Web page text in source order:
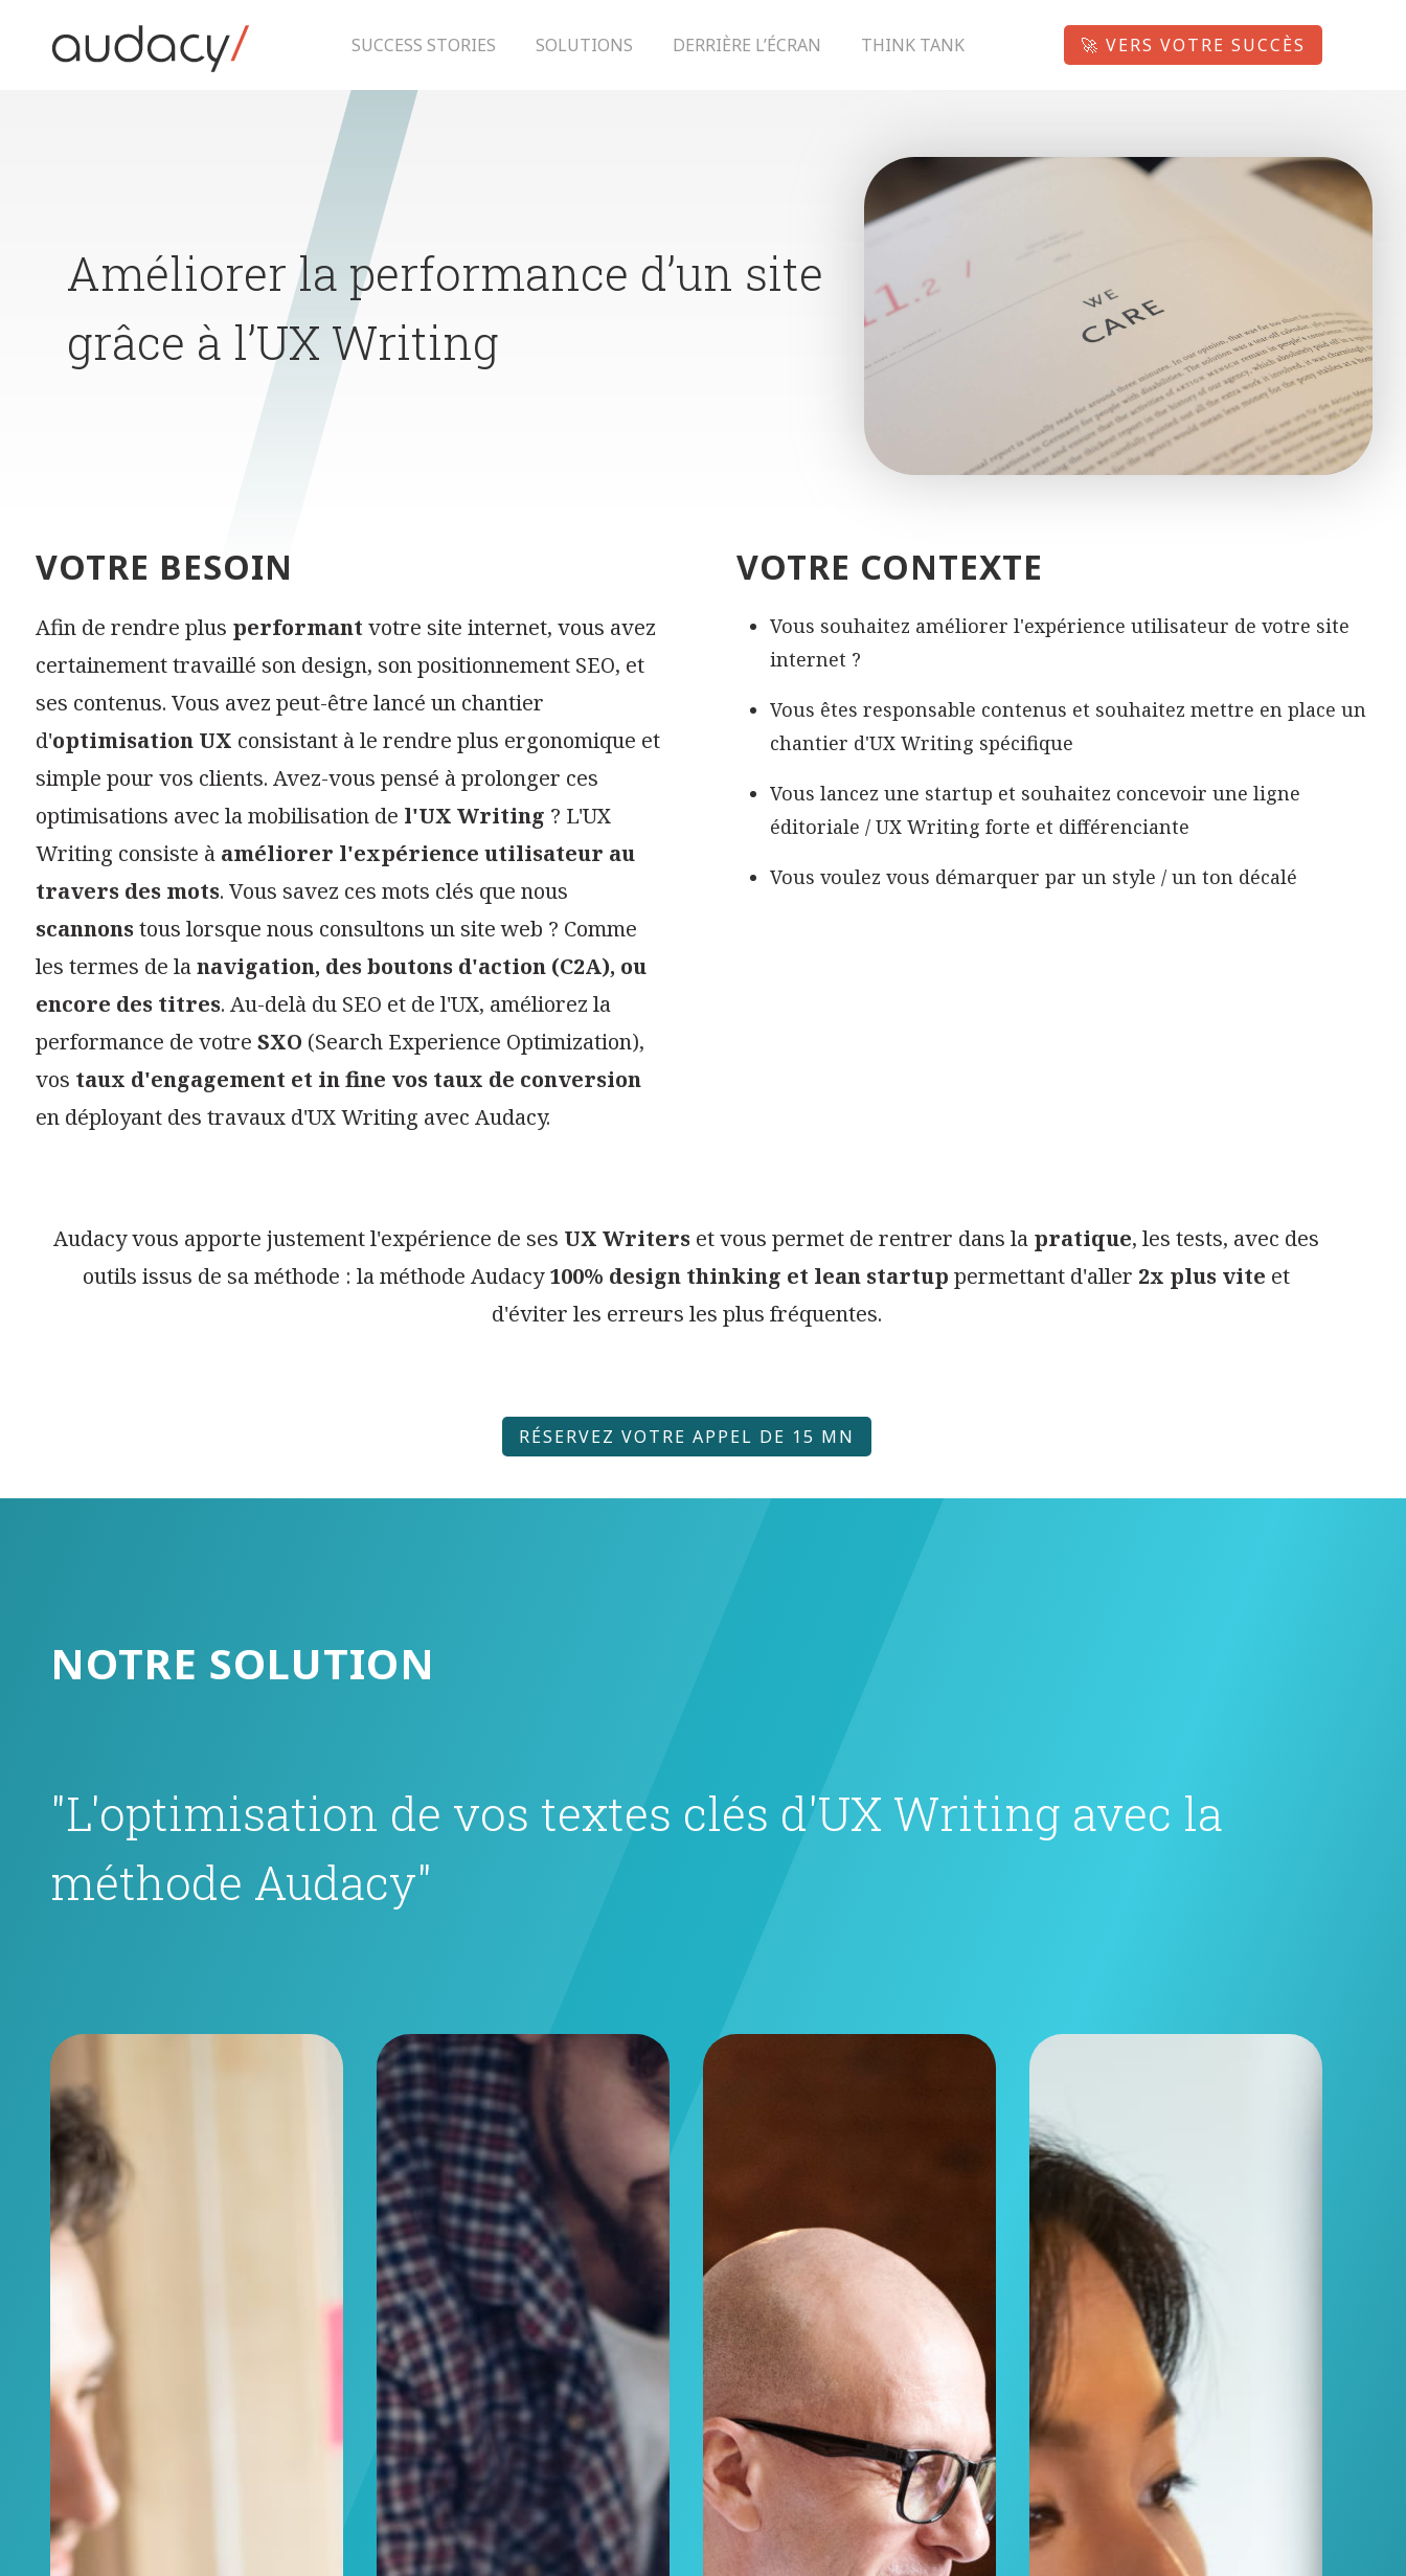
content SUCCESS STORIES SOLUTIONS DERRIÈRE L’ÉCRAN THINK TANK 🚀 VERS VOTRE SUCCÈS
Améliorer la performance d’un site
grâce à l’UX Writing
VOTRE BESOIN
Afin de rendre plus performantvotre site internet, vous avez
certainement travaillé son design, son positionnement SEO, et
ses contenus. Vous avez peut-être lancé un chantier
d'optimisation UX consistant à le rendre plus ergonomique et
simple pour vos clients. Avez-vous pensé à prolonger ces
optimisations avec la mobilisation de l'UX Writing ? L'UX
Writing consiste à améliorer l'expérience utilisateur au
travers des mots. Vous savez ces mots clés que nous
scannonstous lorsque nous consultons un site web ? Comme
les termes de lanavigation, des boutons d'action (C2A), ou
encore des titres. Au-delà du SEO et de l'UX, améliorez la
performance de votre SXO (Search Experience Optimization),
vos taux d'engagement et in fine vos taux de conversion
en déployant des travaux d'UX Writing avec Audacy.
VOTRE CONTEXTE
Vous souhaitez améliorer l'expérience utilisateur de votre site
internet ?
Vous êtes responsable contenus et souhaitez mettre en place un
chantier d'UX Writing spécifique
Vous lancez une startup et souhaitez concevoir une ligne
éditoriale / UX Writing forte et différenciante
Vous voulez vous démarquer par un style / un ton décalé
Audacy vous apporte justement l'expérience de ses UX Writers et vous permet de rentrer dans la pratique, les tests, avec des
outils issus de sa méthode : la méthode Audacy100% design thinking et lean startup permettant d'aller 2x plus vite et
d'éviter les erreurs les plus fréquentes.
RÉSERVEZ VOTRE APPEL DE 15 MN
NOTRE SOLUTION
"L'optimisation de vos textes clés d'UX Writing avec la
méthode Audacy"